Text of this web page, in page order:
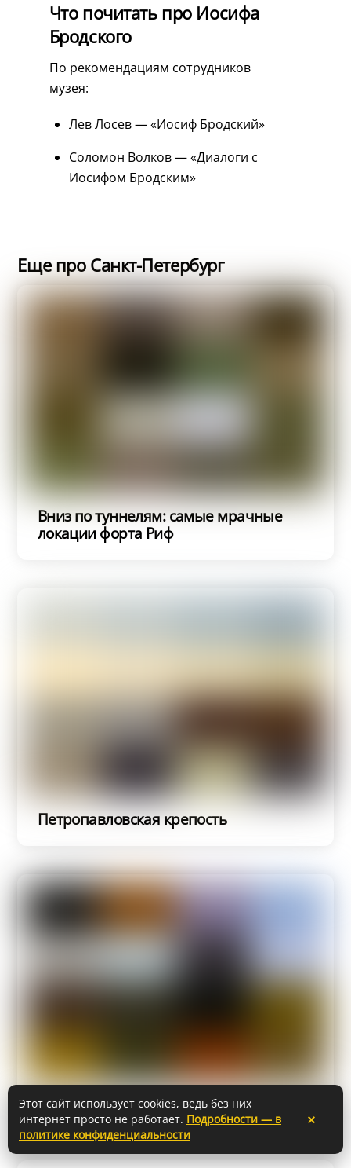
×
Этот сайт использует cookies, ведь без них
интернет просто не работает. Подробности — в
политике конфиденциальности
Что почитать про Иосифа
Бродского
По рекомендациям сотрудников
музея:
Лев Лосев — «Иосиф Бродский»
Соломон Волков — «Диалоги с
Иосифом Бродским»
Еще про Санкт-Петербург
Вниз по туннелям: самые мрачные
локации форта Риф
Петропавловская крепость
Петербург: осеннее настроение